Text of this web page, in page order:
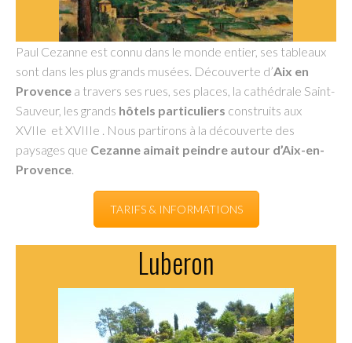
Paul Cezanne est connu dans le monde entier, ses tableaux
sont dans les plus grands musées. Découverte d’Aix en
Provence a travers ses rues, ses places, la cathédrale Saint-
Sauveur, les grands hôtels particuliers construits aux
XVIIe et XVIIIe . Nous partirons à la découverte des
paysages que Cezanne aimait peindre autour d’Aix-en-
Provence
TARIFS & INFORMATIONS
Luberon